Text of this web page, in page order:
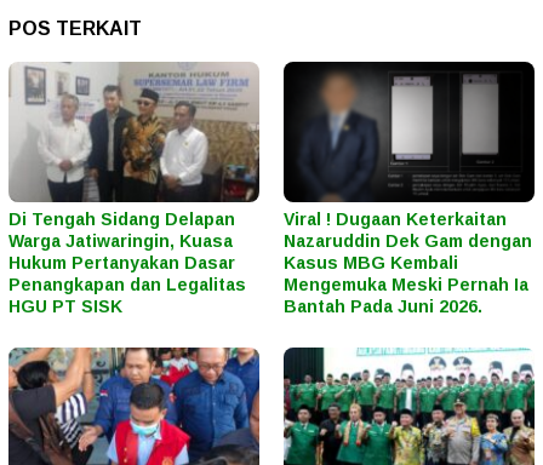
POS TERKAIT
Di Tengah Sidang Delapan
Warga Jatiwaringin, Kuasa
Hukum Pertanyakan Dasar
Penangkapan dan Legalitas
HGU PT SISK
Viral ! Dugaan Keterkaitan
Nazaruddin Dek Gam dengan
Kasus MBG Kembali
Mengemuka Meski Pernah Ia
Bantah Pada Juni 2026.